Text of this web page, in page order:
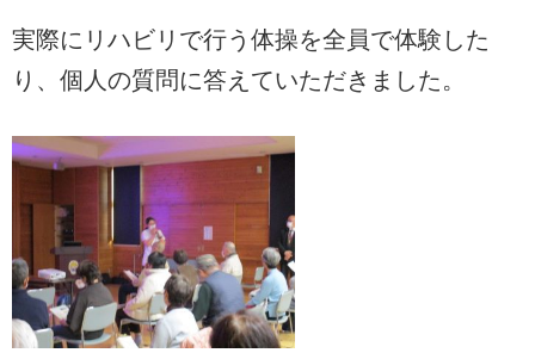
実際にリハビリで行う体操を全員で体験した
り、個人の質問に答えていただきました。